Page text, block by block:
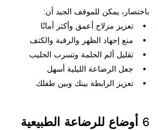
باختصار، يمكن للموقف الجيد أن:
تعزيز مزلاج أعمق وأكثر أمانًا
منع إجهاد الظهر والرقبة والكتف
تقليل ألم الحلمة وتسرب الحليب
جعل الرضاعة الليلية أسهل
تعزيز الرابطة بينك وبين طفلك
6 أوضاع للرضاعة الطبيعية